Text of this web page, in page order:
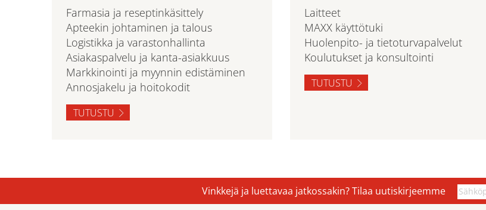
Farmasia ja reseptinkäsittely
Apteekin johtaminen ja talous
Logistikka ja varastonhallinta
Asiakaspalvelu ja kanta-asiakkuus
Markkinointi ja myynnin edistäminen
Annosjakelu ja hoitokodit
TUTUSTU
Laitteet
MAXX käyttötuki
Huolenpito- ja tietoturvapalvelut
Koulutukset ja konsultointi
TUTUSTU
Vinkkejä ja luettavaa jatkossakin? Tilaa uutiskirjeemme